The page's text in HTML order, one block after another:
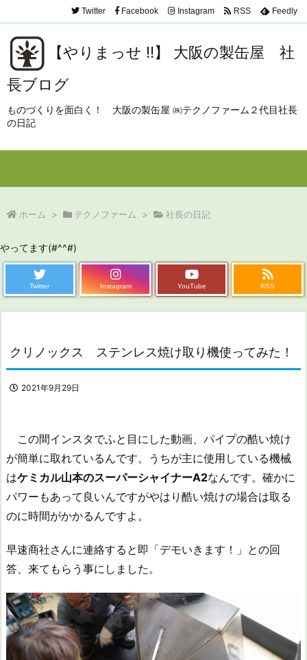
【やりまっせ !!】 大阪の製缶屋 社
長ブログ
ものづくりを面白く！ 大阪の製缶屋 ㈱テクノファーム２代目社長
の日記
Twitter Facebook Instagram RSS Feedly
ホーム > テクノファーム > 社長の日記
やってます(#^^#)
Twitter Instagram YouTube RSS
クリノックス ステンレス焼け取り機使ってみた！
2021年9月29日
この間インスタでふと目にした動画、パイプの酷い焼け
が簡単に取れているんです。うちが主に使用している機械
はケミカル山本のスーパーシャイナーA2なんです。確かに
パワーもあって良いんですがやはり酷い焼けの場合は取る
のに時間がかかるんですよ。
早速商社さんに連絡すると即「デモいきます！」との回
答、来てもらう事にしました。